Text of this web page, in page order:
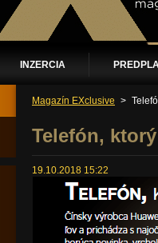
INZERCIA
Magazín EXclusive >
Telefón,
19.10.2018 15:22